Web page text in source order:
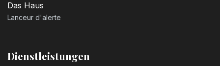
Das Haus
Lanceur d'alerte
Dienstleistungen